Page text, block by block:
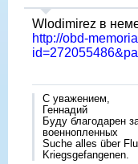
Wlodimirez в
http://obd-
С уважением,
Геннадий
Буду благодарен
военнопленных
Suche alles über
Kriegsgefangenen.